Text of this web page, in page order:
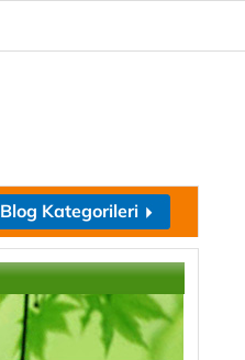
Blog Kategorileri